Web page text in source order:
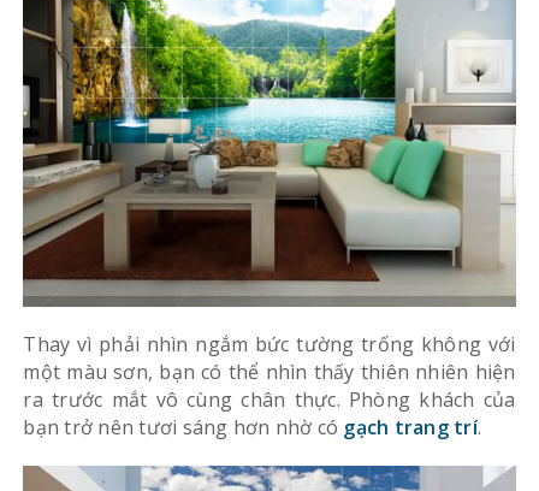
Thay vì phải nhìn ngắm bức tường trống không với
một màu sơn, bạn có thể nhìn thấy thiên nhiên hiện
ra trước mắt vô cùng chân thực. Phòng khách của
bạn trở nên tươi sáng hơn nhờ có gạch trang trí.